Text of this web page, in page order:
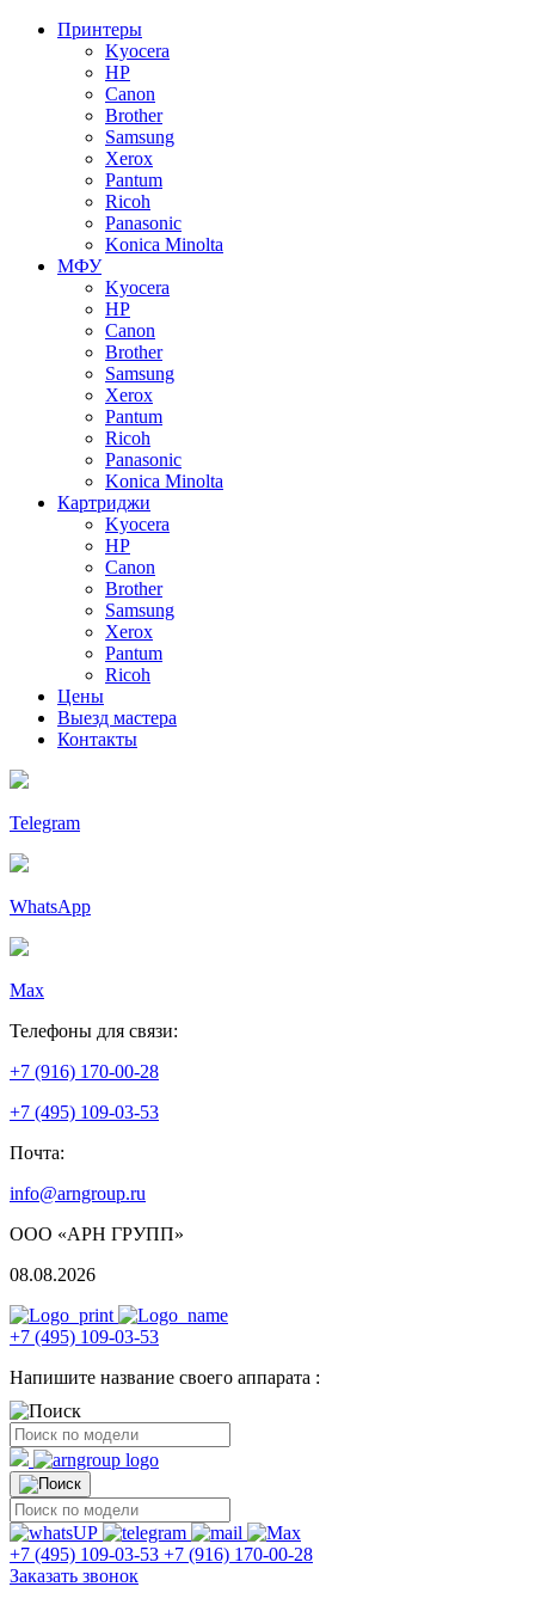
Принтеры
Kyocera
HP
Canon
Brother
Samsung
Xerox
Pantum
Ricoh
Panasonic
Konica Minolta
МФУ
Kyocera
HP
Canon
Brother
Samsung
Xerox
Pantum
Ricoh
Panasonic
Konica Minolta
Картриджи
Kyocera
HP
Canon
Brother
Samsung
Xerox
Pantum
Ricoh
Цены
Выезд мастера
Контакты
Telegram
WhatsApp
Max
Телефоны для связи:
+7 (916) 170-00-28
+7 (495) 109-03-53
Почта:
info@arngroup.ru
ООО «АРН ГРУПП»
08.08.2026
+7 (495) 109-03-53
Напишите название своего аппарата :
+7 (495) 109-03-53 +7 (916) 170-00-28
Заказать звонок